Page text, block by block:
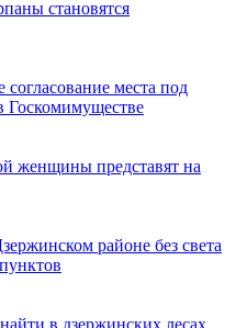
становятся
места под
Госкомимуществе
женщины представят на
районе без света
в дзержинских лесах